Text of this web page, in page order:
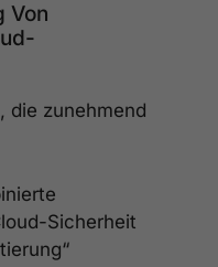
Von
die zunehmend
Sicherheit